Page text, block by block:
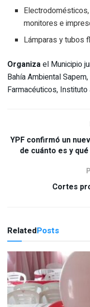
monitores e
Lámparas y tubos
Organizael Municipio
Bahía Ambiental
Farmacéuticos,
YPF confirmó un
de cuánto es y
Cortes
RelatedPosts